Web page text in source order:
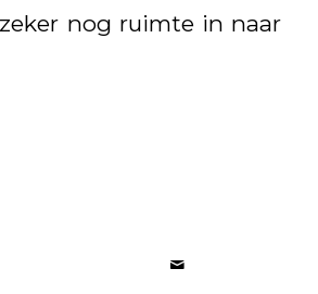
nog ruimte in naar